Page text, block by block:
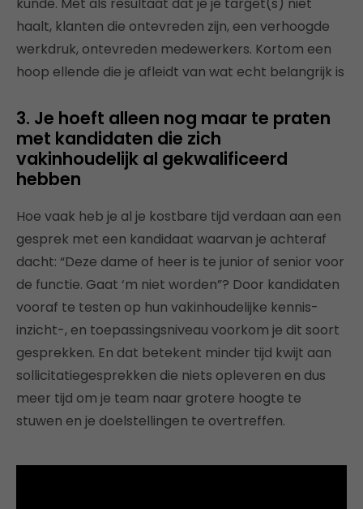
haalt, klanten die ontevreden zijn, een verhoogde
werkdruk, ontevreden medewerkers. Kortom een
hoop ellende die je afleidt van wat echt belangrijk is
3. Je hoeft alleen nog maar te praten
met kandidaten die zich
vakinhoudelijk al gekwalificeerd
hebben
Hoe vaak heb je al je kostbare tijd verdaan aan een
gesprek met een kandidaat waarvan je achteraf
dacht: “Deze dame of heer is te junior of senior voor
de functie. Gaat ‘m niet worden”? Door kandidaten
vooraf te testen op hun vakinhoudelijke kennis-
inzicht-, en toepassingsniveau voorkom je dit soort
gesprekken. En dat betekent minder tijd kwijt aan
sollicitatiegesprekken die niets opleveren en dus
meer tijd om je team naar grotere hoogte te
stuwen en je doelstellingen te overtreffen.